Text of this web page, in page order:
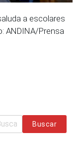
a escolares
ANDINA/Prensa
Buscar